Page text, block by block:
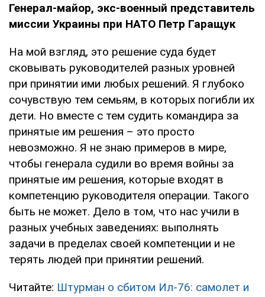
Генерал-майор, экс-военный представитель
миссии Украины при НАТО Петр Гаращук
На мой взгляд, это решение суда будет
сковывать руководителей разных уровней
при принятии ими любых решений. Я глубоко
сочувствую тем семьям, в которых погибли их
дети. Но вместе с тем судить командира за
принятые им решения – это просто
невозможно. Я не знаю примеров в мире,
чтобы генерала судили во время войны за
принятые им решения, которые входят в
компетенцию руководителя операции. Такого
быть не может. Дело в том, что нас учили в
разных учебных заведениях: выполнять
задачи в пределах своей компетенции и не
терять людей при принятии решений.
Читайте: Штурман о сбитом Ил-76: самолет и